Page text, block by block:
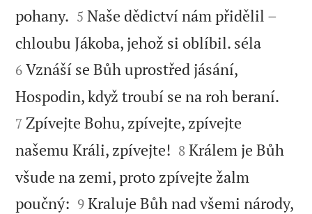
pohany. 

5 Naše dědictví nám přidělil –
chloubu Jákoba, jehož si oblíbil. séla
6 Vznáší se Bůh uprostřed jásání,
Hospodin, když troubí se na roh beraní.
7 Zpívejte Bohu, zpívejte, zpívejte
našemu Králi, zpívejte! 

8 Králem je Bůh
všude na zemi, proto zpívejte žalm
poučný: 

9 Kraluje Bůh nad všemi národy,